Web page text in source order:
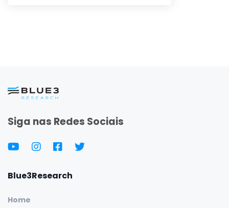
Siga nas Redes Sociais
Blue3Research
Home